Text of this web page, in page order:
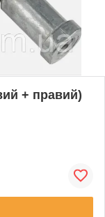
+ правий)